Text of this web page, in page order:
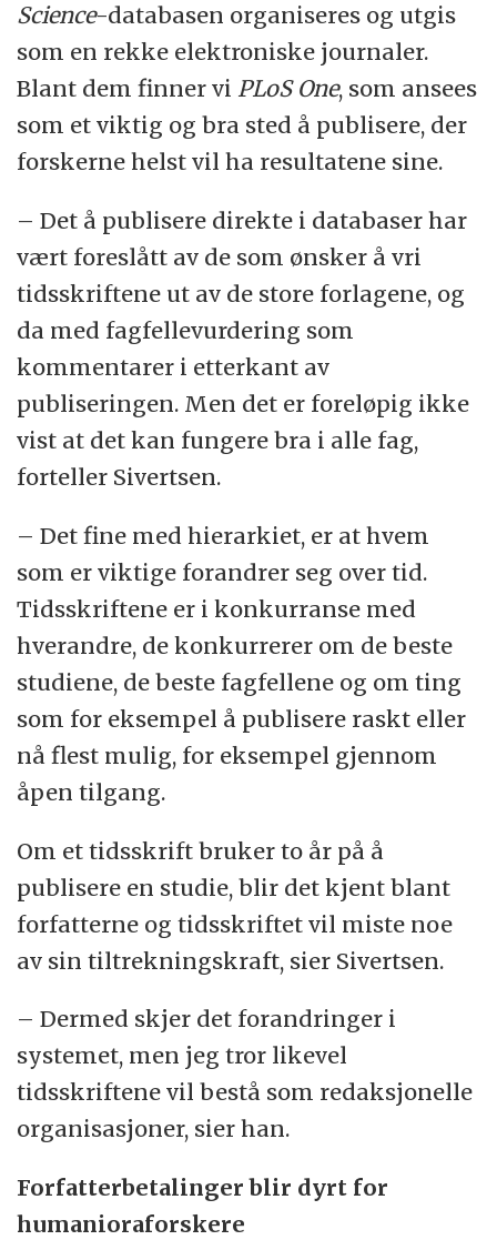
Science-databasen organiseres og utgis
som en rekke elektroniske journaler.
Blant dem finner vi PLoS One, som ansees
som et viktig og bra sted å publisere, der
forskerne helst vil ha resultatene sine.
– Det å publisere direkte i databaser har
vært foreslått av de som ønsker å vri
tidsskriftene ut av de store forlagene, og
da med fagfellevurdering som
kommentarer i etterkant av
publiseringen. Men det er foreløpig ikke
vist at det kan fungere bra i alle fag,
forteller Sivertsen.
– Det fine med hierarkiet, er at hvem
som er viktige forandrer seg over tid.
Tidsskriftene er i konkurranse med
hverandre, de konkurrerer om de beste
studiene, de beste fagfellene og om ting
som for eksempel å publisere raskt eller
nå flest mulig, for eksempel gjennom
åpen tilgang.
Om et tidsskrift bruker to år på å
publisere en studie, blir det kjent blant
forfatterne og tidsskriftet vil miste noe
av sin tiltrekningskraft, sier Sivertsen.
– Dermed skjer det forandringer i
systemet, men jeg tror likevel
tidsskriftene vil bestå som redaksjonelle
organisasjoner, sier han.
Forfatterbetalinger blir dyrt for
humanioraforskere